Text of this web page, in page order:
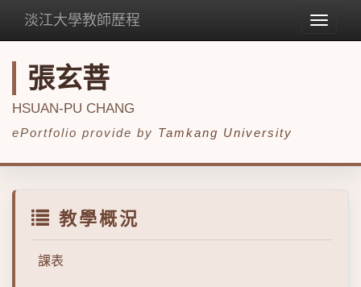
Toggle
淡江大學教師歷程
張玄菩
HSUAN-PU CHANG
ePortfolio provide by Tamkang University
教學概況
課表